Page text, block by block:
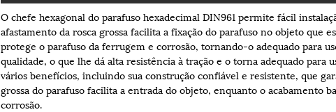
O chefe hexagonal do parafuso hexadecimal DIN961 permite fácil
afastamento da rosca grossa facilita a fixação do parafuso no objeto que
protege o parafuso da ferrugem e corrosão, tornando-o adequado para
qualidade, o que lhe dá alta resistência à tração e o torna adequado para
vários benefícios, incluindo sua construção confiável e resistente, que
grossa do parafuso facilita a entrada do objeto, enquanto o acabamento
corrosão.